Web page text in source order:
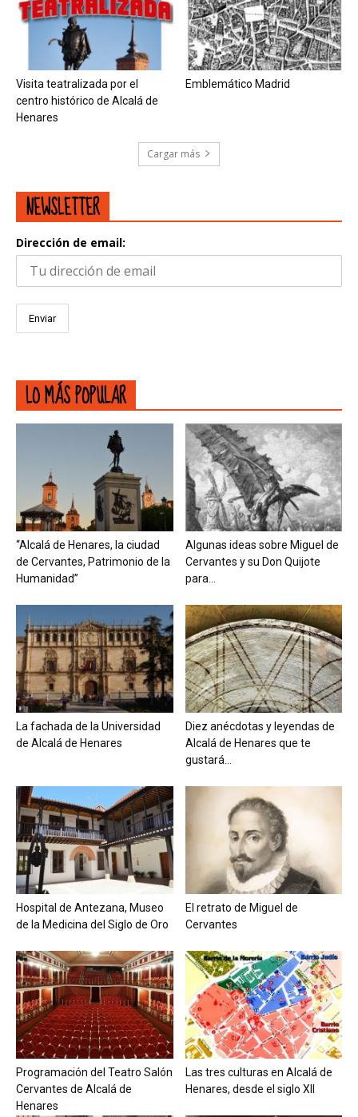
Visita teatralizada por el
centro histórico de Alcalá de
Henares
Emblemático Madrid
Cargar más
NEWSLETTER
Dirección de email:
LO MÁS POPULAR
“Alcalá de Henares, la ciudad
de Cervantes, Patrimonio de la
Humanidad”
Algunas ideas sobre Miguel de
Cervantes y su Don Quijote
para...
La fachada de la Universidad
de Alcalá de Henares
Diez anécdotas y leyendas de
Alcalá de Henares que te
gustará...
Hospital de Antezana, Museo
de la Medicina del Siglo de Oro
El retrato de Miguel de
Cervantes
Programación del Teatro Salón
Cervantes de Alcalá de
Henares
Las tres culturas en Alcalá de
Henares, desde el siglo XII